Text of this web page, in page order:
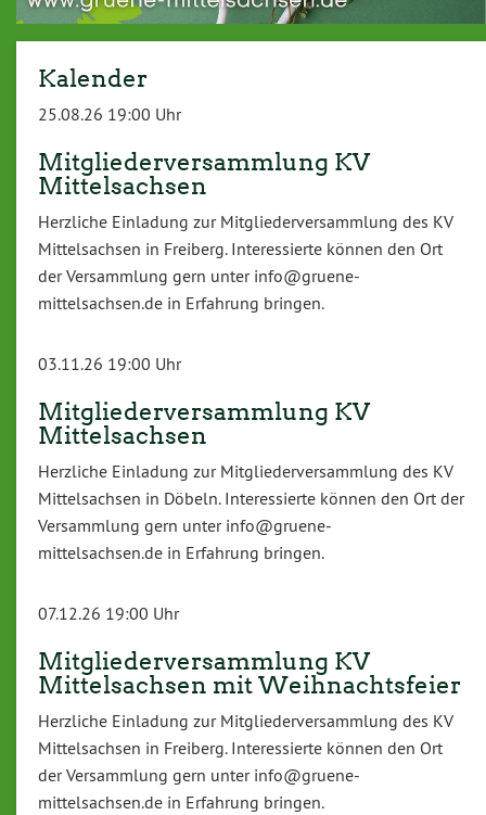
Kalender
25.08.26 19:00 Uhr
Mitgliederversammlung KV
Mittelsachsen
Herzliche Einladung zur Mitgliederversammlung des KV
Mittelsachsen in Freiberg. Interessierte können den Ort
der Versammlung gern unter info@gruene-
mittelsachsen.de in Erfahrung bringen.
03.11.26 19:00 Uhr
Mitgliederversammlung KV
Mittelsachsen
Herzliche Einladung zur Mitgliederversammlung des KV
Mittelsachsen in Döbeln. Interessierte können den Ort der
Versammlung gern unter info@gruene-
mittelsachsen.de in Erfahrung bringen.
07.12.26 19:00 Uhr
Mitgliederversammlung KV
Mittelsachsen mit Weihnachtsfeier
Herzliche Einladung zur Mitgliederversammlung des KV
Mittelsachsen in Freiberg. Interessierte können den Ort
der Versammlung gern unter info@gruene-
mittelsachsen.de in Erfahrung bringen.